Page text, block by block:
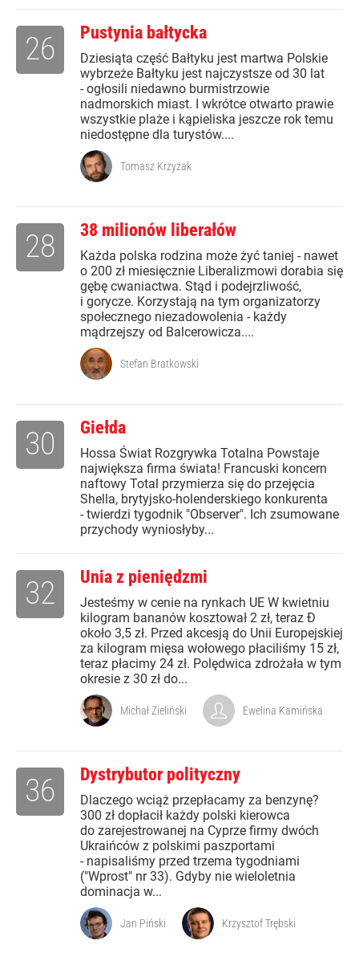
Pustynia bałtycka
Dziesiąta część Bałtyku jest martwa Polskie
wybrzeże Bałtyku jest najczystsze od 30 lat
- ogłosili niedawno burmistrzowie
nadmorskich miast. I wkrótce otwarto prawie
wszystkie plaże i kąpieliska jeszcze rok temu
niedostępne dla turystów....
26
Tomasz Krzyżak
38 milionów liberałów
Każda polska rodzina może żyć taniej - nawet
o 200 zł miesięcznie Liberalizmowi dorabia się
gębę cwaniactwa. Stąd i podejrzliwość,
i gorycze. Korzystają na tym organizatorzy
społecznego niezadowolenia - każdy
mądrzejszy od Balcerowicza....
28
Stefan Bratkowski
Giełda
Hossa Świat Rozgrywka Totalna Powstaje
największa firma świata! Francuski koncern
naftowy Total przymierza się do przejęcia
Shella, brytyjsko-holenderskiego konkurenta
- twierdzi tygodnik "Observer". Ich zsumowane
przychody wyniosłyby...
30
Unia z pieniędzmi
Jesteśmy w cenie na rynkach UE W kwietniu
kilogram bananów kosztował 2 zł, teraz Đ
około 3,5 zł. Przed akcesją do Unii Europejskiej
za kilogram mięsa wołowego płaciliśmy 15 zł,
teraz płacimy 24 zł. Polędwica zdrożała w tym
okresie z 30 zł do...
32
Michał Zieliński Ewelina Kamińska
Dystrybutor polityczny
Dlaczego wciąż przepłacamy za benzynę?
300 zł dopłacił każdy polski kierowca
do zarejestrowanej na Cyprze firmy dwóch
Ukraińców z polskimi paszportami
- napisaliśmy przed trzema tygodniami
("Wprost" nr 33). Gdyby nie wieloletnia
dominacja w...
36
Jan Piński Krzysztof Trębski